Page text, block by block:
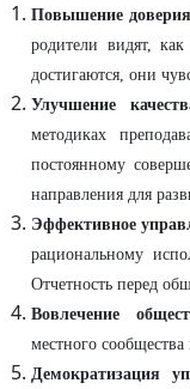
Повышение
родители видят, как
достигаются, они
Улучшение
методиках
постоянному
направления для
Эффективное
рациональному
Отчетность перед
Вовлечение
местного
Демократизация